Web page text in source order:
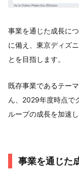
事業を通じた成長に
に備え、東京ディズ
とを目指します。
既存事業であるテー
ん、2029年度時点で
ループの成長を加速し
事業を通じた